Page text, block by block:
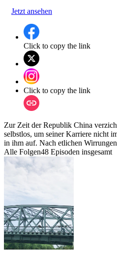
Jetzt ansehen
Click to copy the link
Click to copy the link
Zur Zeit der Republik China
selbstlos, um seiner Karriere nicht
in ihm auf. Nach etlichen
Alle Folgen48 Episoden insgesamt